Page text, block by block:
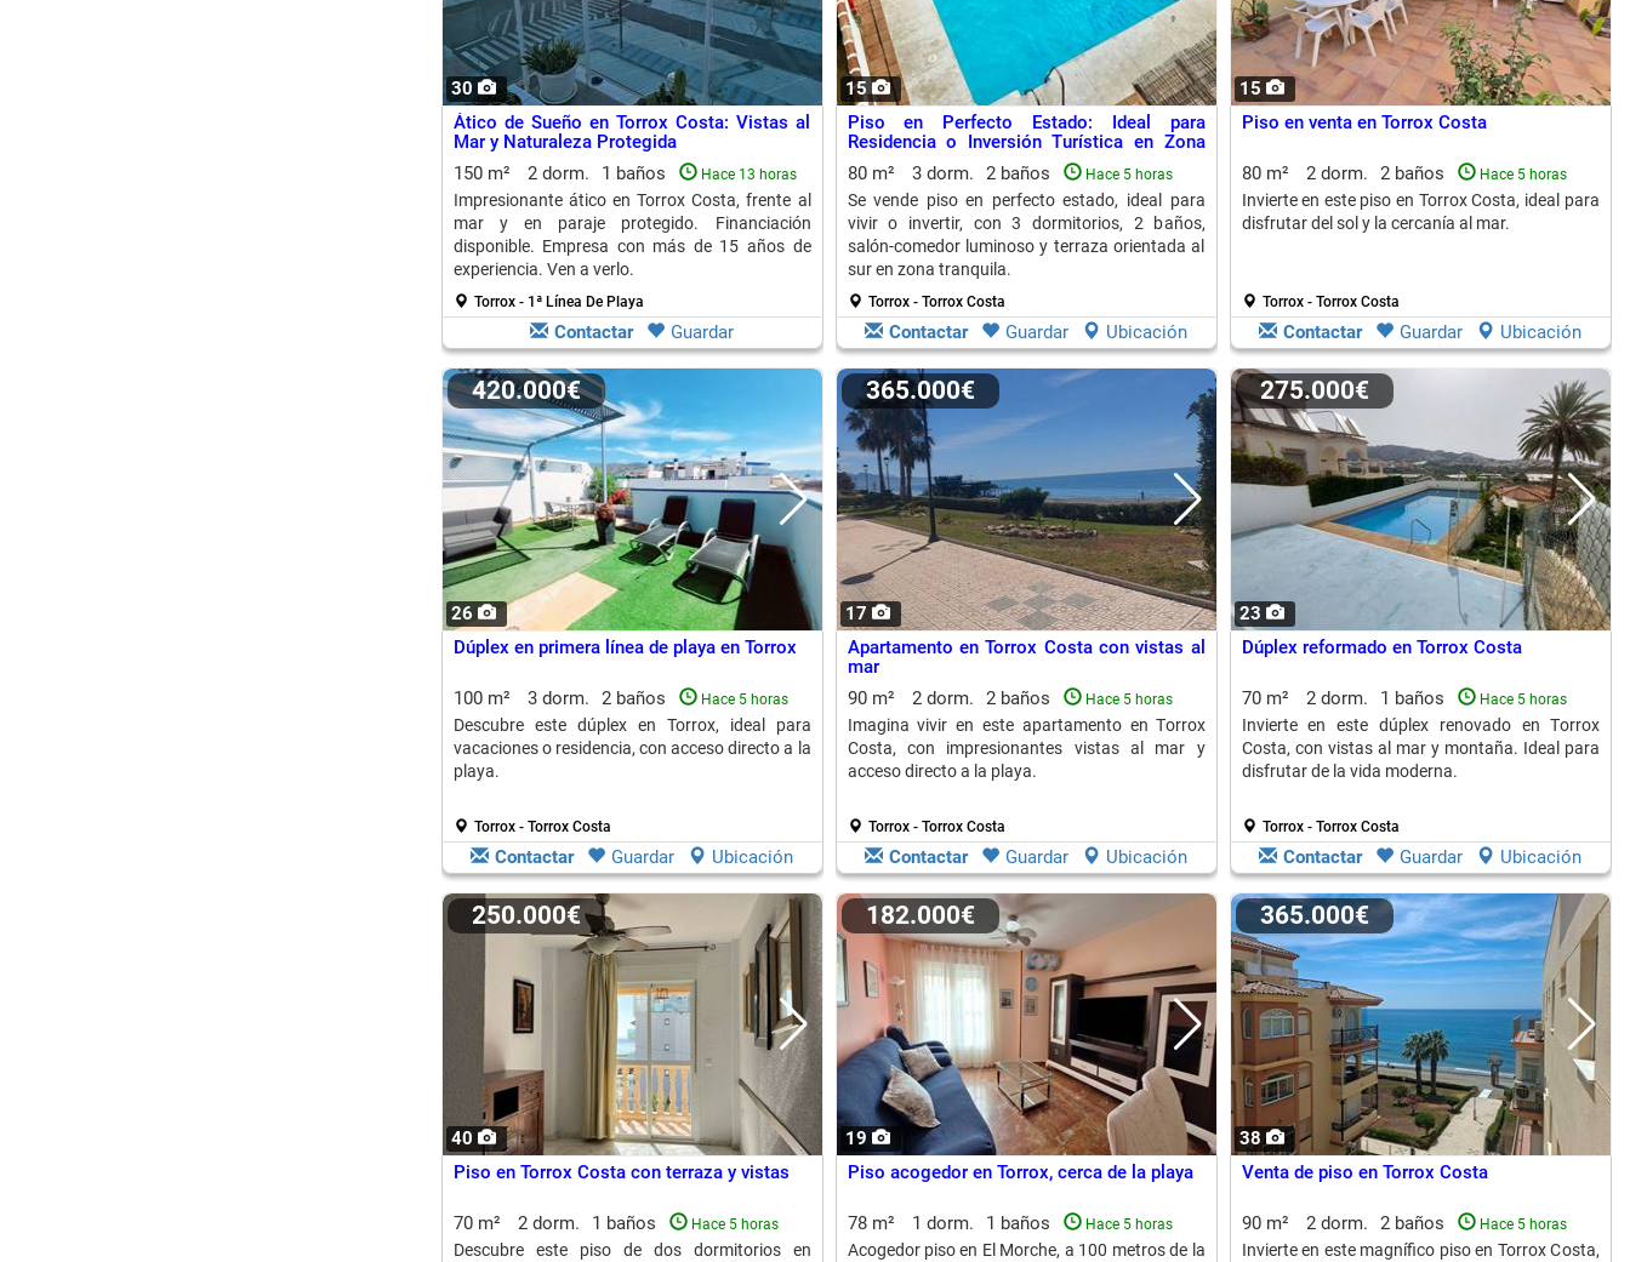
30
Ático de Sueño en Torrox Costa: Vistas al
Mar y Naturaleza Protegida
150 m²
2 dorm. 1 baños Hace 13 horas
Impresionante ático en Torrox Costa, frente al
mar y en paraje protegido. Financiación
disponible. Empresa con más de 15 años de
experiencia. Ven a verlo.
Torrox - 1ª Línea De Playa
Contactar Guardar
15
Piso en Perfecto Estado: Ideal para
Residencia o Inversión Turística en Zona
Tranquila
80 m² 3 dorm. 2 baños Hace 5 horas
Se vende piso en perfecto estado, ideal para
vivir o invertir, con 3 dormitorios, 2 baños,
salón-comedor luminoso y terraza orientada al
sur en zona tranquila.
Torrox - Torrox Costa
Contactar Guardar Ubicación
15
Piso en venta en Torrox Costa
80 m² 2 dorm. 2 baños Hace 5 horas
Invierte en este piso en Torrox Costa, ideal para
disfrutar del sol y la cercanía al mar.
Torrox - Torrox Costa
Contactar Guardar Ubicación
26
420.000€
Dúplex en primera línea de playa en Torrox
100 m² 3 dorm. 2 baños Hace 5 horas
Descubre este dúplex en Torrox, ideal para
vacaciones o residencia, con acceso directo a la
playa.
Torrox - Torrox Costa
Contactar Guardar Ubicación
17
365.000€
Apartamento en Torrox Costa con vistas al
mar
90 m²
2 dorm. 2 baños Hace 5 horas
Imagina vivir en este apartamento en Torrox
Costa, con impresionantes vistas al mar y
acceso directo a la playa.
Torrox - Torrox Costa
Contactar Guardar Ubicación
23
275.000€
Dúplex reformado en Torrox Costa
70 m² 2 dorm. 1 baños Hace 5 horas
Invierte en este dúplex renovado en Torrox
Costa, con vistas al mar y montaña. Ideal para
disfrutar de la vida moderna.
Torrox - Torrox Costa
Contactar Guardar Ubicación
40
250.000€
Piso en Torrox Costa con terraza y vistas
70 m² 2 dorm. 1 baños Hace 5 horas
Descubre este piso de dos dormitorios en
19
182.000€
Piso acogedor en Torrox, cerca de la playa
78 m² 1 dorm. 1 baños Hace 5 horas
Acogedor piso en El Morche, a 100 metros de la
38
365.000€
Venta de piso en Torrox Costa
90 m² 2 dorm. 2 baños Hace 5 horas
Invierte en este magnífico piso en Torrox Costa,